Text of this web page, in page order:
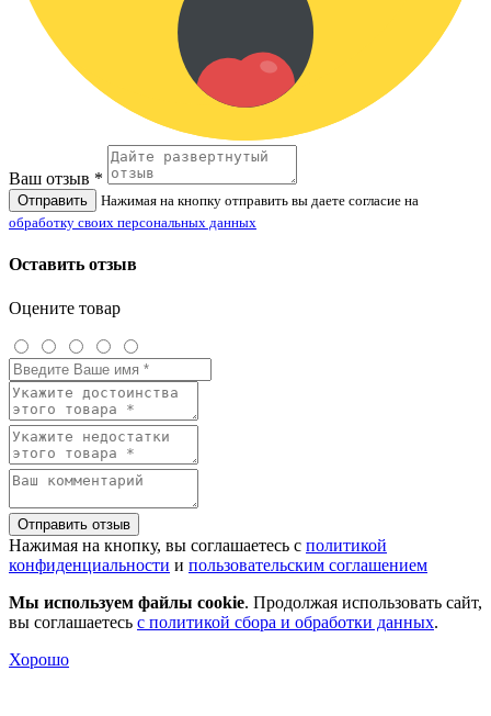
Ваш отзыв *
Отправить
Нажимая на кнопку отправить вы даете согласие на
обработку своих персональных данных
Оставить отзыв
Оцените товар
Отправить отзыв
Нажимая на кнопку, вы соглашаетесь с политикой
конфиденциальности и пользовательским соглашением
Мы используем файлы cookie. Продолжая использовать сайт,
вы соглашаетесь с политикой сбора и обработки данных.
Хорошо